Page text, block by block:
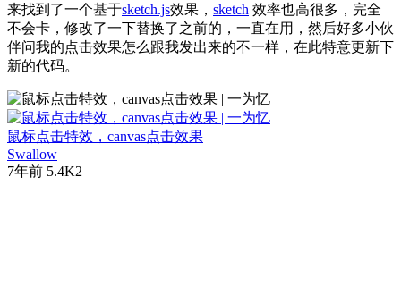
来找到了一个基于sketch.js效果， sketch 效率也高很多，完全
不会卡，修改了一下替换了之前的，一直在用，然后好多小伙
伴问我的点击效果怎么跟我发出来的不一样，在此特意更新下
新的代码。
鼠标点击特效，canvas点击效果
Swallow
7年前 5.4K2